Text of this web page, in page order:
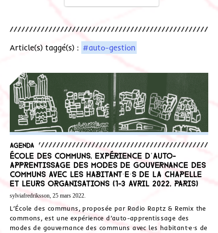
Article(s) taggé(s) : #auto-gestion
Agenda
École des communs, expérience d’auto-
apprentissage des modes de gouvernance des
communs avec les habitant·e·s de La Chapelle
et leurs organisations (1-3 avril 2022, Paris)
sylviafredriksson, 25 mars 2022.
L’École des communs, proposée par Radio Raptz & Remix the
commons, est une expérience d’auto-apprentissage des
modes de gouvernance des communs avec les habitant·e·s de